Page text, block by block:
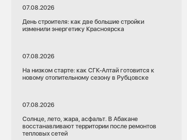
07.08.2026
День строителя: как две большие стройки
изменили энергетику Красноярска
07.08.2026
На низком старте: как СГК-Алтай готовится к
новому отопительному сезону в Рубцовске
07.08.2026
Солнце, лето, жара, асфальт. В Абакане
восстанавливают территории после ремонтов
тепловых сетей